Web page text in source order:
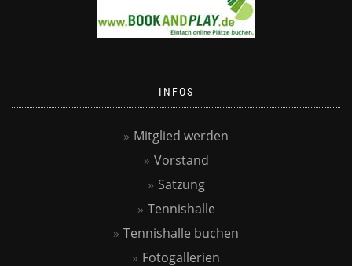
INFOS
Mitglied werden
Vorstand
Satzung
Tennishalle
Tennishalle buchen
Fotogallerien